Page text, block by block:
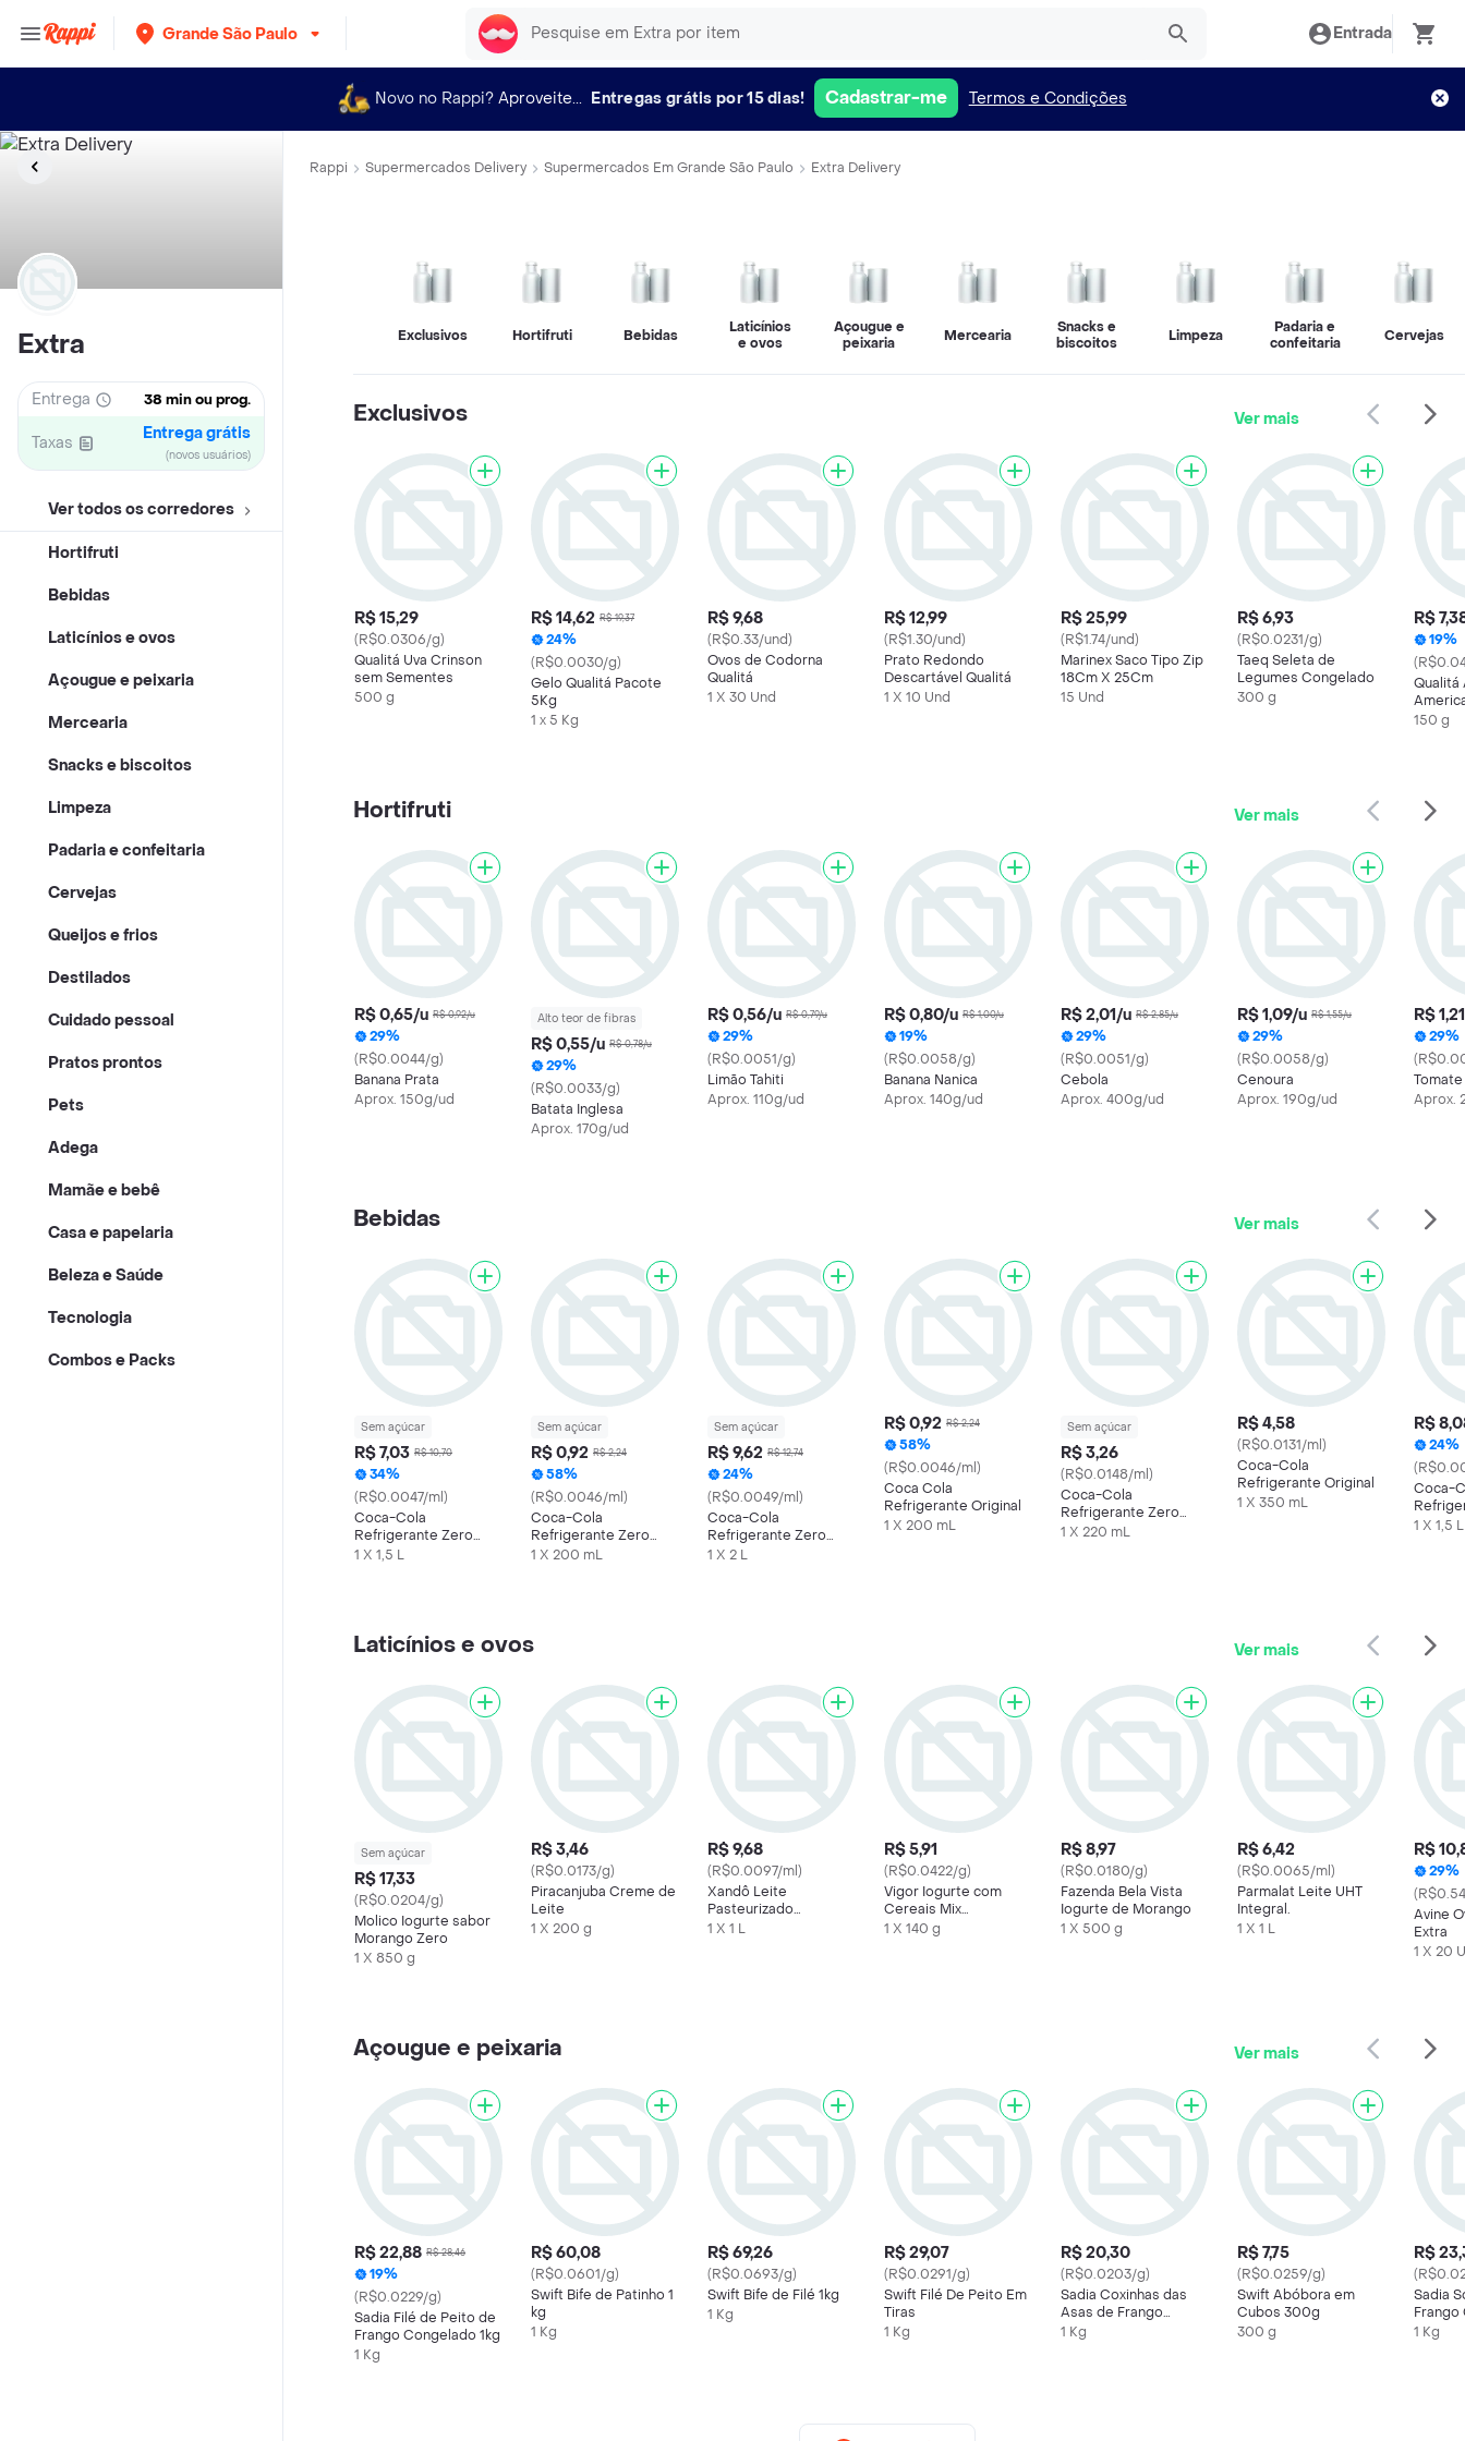
Grande São Paulo Entrada
Novo no Rappi? Aproveite... Entregas grátis por 15 dias! Cadastrar-me Termos e Condições
Extra
Entrega 38 min ou prog.
Taxas Entrega grátis
(novos usuários)
Ver todos os corredores
Hortifruti
Bebidas
Laticínios e ovos
Açougue e peixaria
Mercearia
Snacks e biscoitos
Limpeza
Padaria e confeitaria
Cervejas
Queijos e frios
Destilados
Cuidado pessoal
Pratos prontos
Pets
Adega
Mamãe e bebê
Casa e papelaria
Beleza e Saúde
Tecnologia
Combos e Packs
Rappi Supermercados Delivery Supermercados Em Grande São Paulo Extra Delivery
Exclusivos Hortifruti Bebidas
Laticínios
e ovos
Açougue e
peixaria
Mercearia
Snacks e
biscoitos
Limpeza
Padaria e
confeitaria
Cervejas
Exclusivos Ver mais
R$ 15,29
(R$0.0306/g)
Qualitá Uva Crinson
sem Sementes
500 g
R$ 14,62 R$ 19,37
24%
(R$0.0030/g)
Gelo Qualitá Pacote
5Kg
1 x 5 Kg
R$ 9,68
(R$0.33/und)
Ovos de Codorna
Qualitá
1 X 30 Und
R$ 12,99
(R$1.30/und)
Prato Redondo
Descartável Qualitá
1 X 10 Und
R$ 25,99
(R$1.74/und)
Marinex Saco Tipo Zip
18Cm X 25Cm
15 Und
R$ 6,93
(R$0.0231/g)
Taeq Seleta de
Legumes Congelado
300 g
R$
19%
Qualitá
150 g
Hortifruti Ver mais
R$ 0,65/u R$ 0,92/u
29%
(R$0.0044/g)
Banana Prata
Aprox. 150g/ud
Alto teor de fibras
R$ 0,55/u R$ 0,78/u
29%
(R$0.0033/g)
Batata Inglesa
Aprox. 170g/ud
R$ 0,56/u R$ 0,79/u
29%
(R$0.0051/g)
Limão Tahiti
Aprox. 110g/ud
R$ 0,80/u R$ 1,00/u
19%
(R$0.0058/g)
Banana Nanica
Aprox. 140g/ud
R$ 2,01/u R$ 2,85/u
29%
(R$0.0051/g)
Cebola
Aprox. 400g/ud
R$ 1,09/u R$ 1,55/u
29%
(R$0.0058/g)
Cenoura
Aprox. 190g/ud
R$
29%
Aprox.
Bebidas Ver mais
Sem açúcar
R$ 7,03 R$ 10,70
34%
(R$0.0047/ml)
Coca-Cola
Refrigerante Zero
Açúcar Garrafa 1.5 l
1 X 1,5 L
Sem açúcar
R$ 0,92 R$ 2,24
58%
(R$0.0046/ml)
Coca-Cola
Refrigerante Zero
Açúcar Mini Garrafa
1 X 200 mL
Sem açúcar
R$ 9,62 R$ 12,74
24%
(R$0.0049/ml)
Coca-Cola
Refrigerante Zero
Açúcar Garrafa
1 X 2 L
R$ 0,92 R$ 2,24
58%
(R$0.0046/ml)
Coca Cola
Refrigerante Original
1 X 200 mL
Sem açúcar
R$ 3,26
(R$0.0148/ml)
Coca-Cola
Refrigerante Zero
Açúcar Mini Lata
1 X 220 mL
R$ 4,58
(R$0.0131/ml)
Coca-Cola
Refrigerante Original
1 X 350 mL
R$
24%
Coca-
1.5l
1 X 1,5 L
Laticínios e ovos Ver mais
Sem açúcar
R$ 17,33
(R$0.0204/g)
Molico Iogurte sabor
Morango Zero
1 X 850 g
R$ 3,46
(R$0.0173/g)
Piracanjuba Creme de
Leite
1 X 200 g
R$ 9,68
(R$0.0097/ml)
Xandô Leite
Pasteurizado
Homogeneizado Tipo
1 X 1 L
R$ 5,91
(R$0.0422/g)
Vigor Iogurte com
Cereais Mix
Tradicional
1 X 140 g
R$ 8,97
(R$0.0180/g)
Fazenda Bela Vista
Iogurte de Morango
1 X 500 g
R$ 6,42
(R$0.0065/ml)
Parmalat Leite UHT
Integral.
1 X 1 L
R$
29%
Avine
Extra
1 X 20
Açougue e peixaria Ver mais
R$ 22,88 R$ 28,46
19%
(R$0.0229/g)
Sadia Filé de Peito de
Frango Congelado 1kg
1 Kg
R$ 60,08
(R$0.0601/g)
Swift Bife de Patinho 1
kg
1 Kg
R$ 69,26
(R$0.0693/g)
Swift Bife de Filé 1kg
1 Kg
R$ 29,07
(R$0.0291/g)
Swift Filé De Peito Em
Tiras
1 Kg
R$ 20,30
(R$0.0203/g)
Sadia Coxinhas das
Asas de Frango
Congelada
1 Kg
R$ 7,75
(R$0.0259/g)
Swift Abóbora em
Cubos 300g
300 g
R$
Sadia
Frango
1 Kg